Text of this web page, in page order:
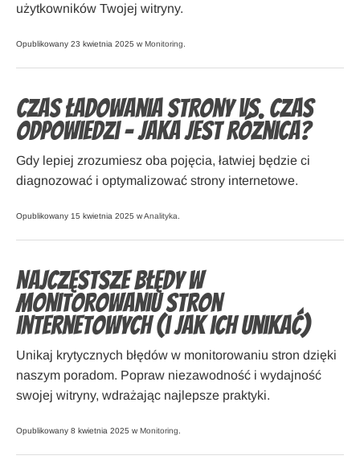
użytkowników Twojej witryny.
Opublikowany 23 kwietnia 2025 w Monitoring
Czas ładowania strony vs. czas
odpowiedzi – jaka jest różnica?
Gdy lepiej zrozumiesz oba pojęcia, łatwiej będzie ci
diagnozować i optymalizować strony internetowe.
Opublikowany 15 kwietnia 2025 wAnalityka
Najczęstsze błędy w
monitorowaniu stron
internetowych (i jak ich unikać)
Unikaj krytycznych błędów w monitorowaniu stron dzięki
naszym poradom. Popraw niezawodność i wydajność
swojej witryny, wdrażając najlepsze praktyki.
Opublikowany 8 kwietnia 2025 w Monitoring